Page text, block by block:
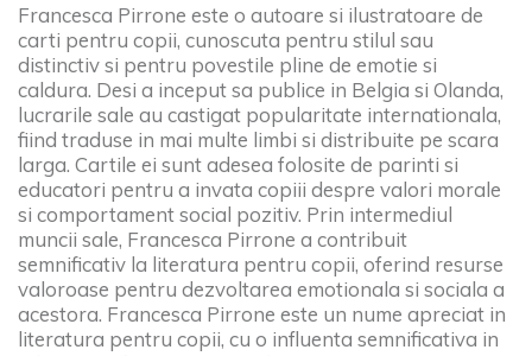
Francesca Pirrone este o autoare si ilustratoare de
carti pentru copii, cunoscuta pentru stilul sau
distinctiv si pentru povestile pline de emotie si
caldura. Desi a inceput sa publice in Belgia si Olanda,
lucrarile sale au castigat popularitate internationala,
fiind traduse in mai multe limbi si distribuite pe scara
larga. Cartile ei sunt adesea folosite de parinti si
educatori pentru a invata copiii despre valori morale
si comportament social pozitiv. Prin intermediul
muncii sale, Francesca Pirrone a contribuit
semnificativ la literatura pentru copii, oferind resurse
valoroase pentru dezvoltarea emotionala si sociala a
acestora. Francesca Pirrone este un nume apreciat in
literatura pentru copii, cu o influenta semnificativa in